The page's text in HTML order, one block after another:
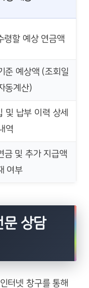
령할 예상 연금액
준 예상액 (조회일
동계산)
및 납부 이력 상세
역
금 및 추가 지급액
여부
문 상담
터넷 창구를 통해